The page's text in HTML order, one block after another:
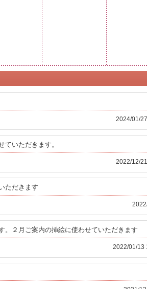
2024/01/
ていただきます。
2022/12/
ただきます
。２月ご案内の挿絵に使わせていただきます
2022/01/13